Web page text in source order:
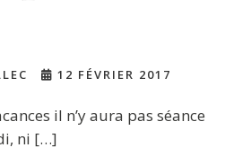
12 FÉVRIER 2017
il n’y aura pas séance
ni […]